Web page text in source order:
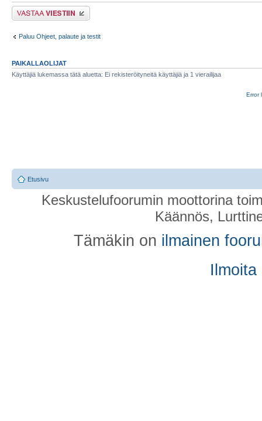
Lähetä vastaus
Paluu Ohjeet, palaute ja testit
PAIKALLAOLIJAT
Käyttäjiä lukemassa tätä aluetta: Ei rekisteröityneitä käyttäjiä ja 1 vierailijaa
Error
Etusivu
Keskustelufoorumin moottorina
Käännös,
Tämäkin on ilmainen